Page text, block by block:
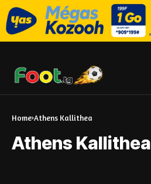
Home Athens Kallithea
Athens Kallithea